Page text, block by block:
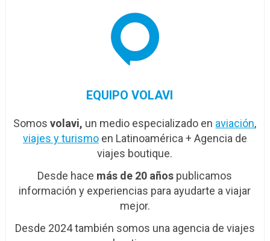
EQUIPO VOLAVI
Somosvolavi, un medio especializado en aviación,
viajes y turismoen Latinoamérica + Agencia de
viajes boutique.
Desde hace más de 20 años publicamos
información y experiencias para ayudarte a viajar
mejor.
Desde 2024 también somos una agencia de viajes